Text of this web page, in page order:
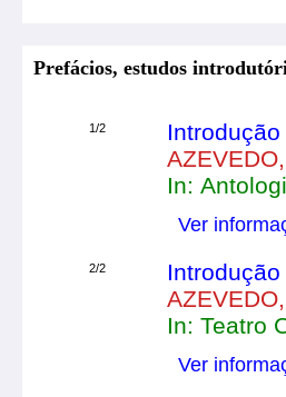
Prefácios, estudos
1/2
Introdução
In:
Ver
2/2
In: Teatro
Ver